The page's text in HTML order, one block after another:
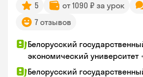
5 от 1090 ₽ за урок
7 отзывов
Белорусский
экономический университет •
Белорусский